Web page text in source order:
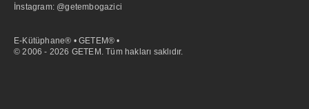
İnstagram: @getembogazici
E-Kütüphane® • GETEM® •
© 2006 - 2026 GETEM. Tüm hakları saklıdır.